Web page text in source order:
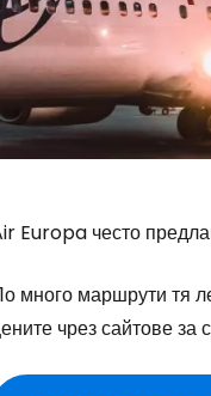
Europa често
много маршрути тя
чрез сайтове за